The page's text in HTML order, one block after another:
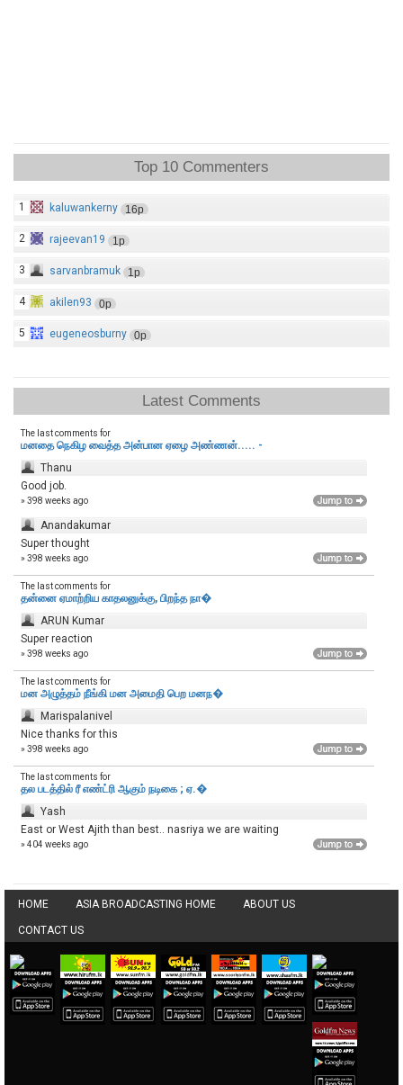
Top 10 Commenters
1 kaluwankerny 16p
2 rajeevan19 1p
3 sarvanbramuk 1p
4 akilen93 0p
5 eugeneosburny 0p
Latest Comments
The last comments for
மனதை நெகிழ வைத்த அன்பான ஏழை அண்ணன்..... -
Thanu
Good job.
» 398 weeks ago
Anandakumar
Super thought
» 398 weeks ago
The last comments for
தன்னை ஏமாற்றிய காதலனுக்கு, பிறந்த நா�
ARUN Kumar
Super reaction
» 398 weeks ago
The last comments for
மன அழுத்தம் நீங்கி மன அமைதி பெற‌ மனந�
Marispalanivel
Nice thanks for this
» 398 weeks ago
The last comments for
தல படத்தில் ரீ எண்ட்ரி ஆகும் நடிகை ; ஏ.�
Yash
East or West Ajith than best.. nasriya we are waiting
» 404 weeks ago
HOME ASIA BROADCASTING HOME ABOUT US
CONTACT US